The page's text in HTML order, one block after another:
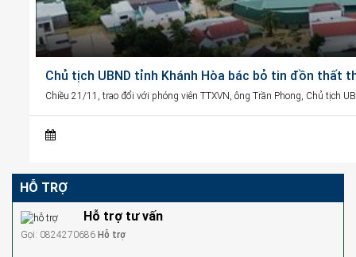
Chủ tịch UBND tỉnh Khánh Hòa bác bỏ tin đồn thất
Chiều 21/11, trao đổi với phóng viên TTXVN, ông Trần Phong, Chủ tịch
HỖ TRỢ
Hỗ trợ tư vấn
Gọi: 0824270686 Hỗ trợ